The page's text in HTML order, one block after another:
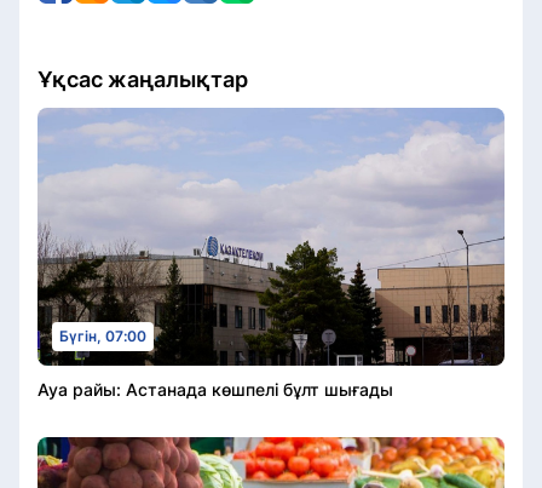
Ұқсас жаңалықтар
Бүгін, 07:00
Ауа райы: Астанада көшпелі бұлт шығады